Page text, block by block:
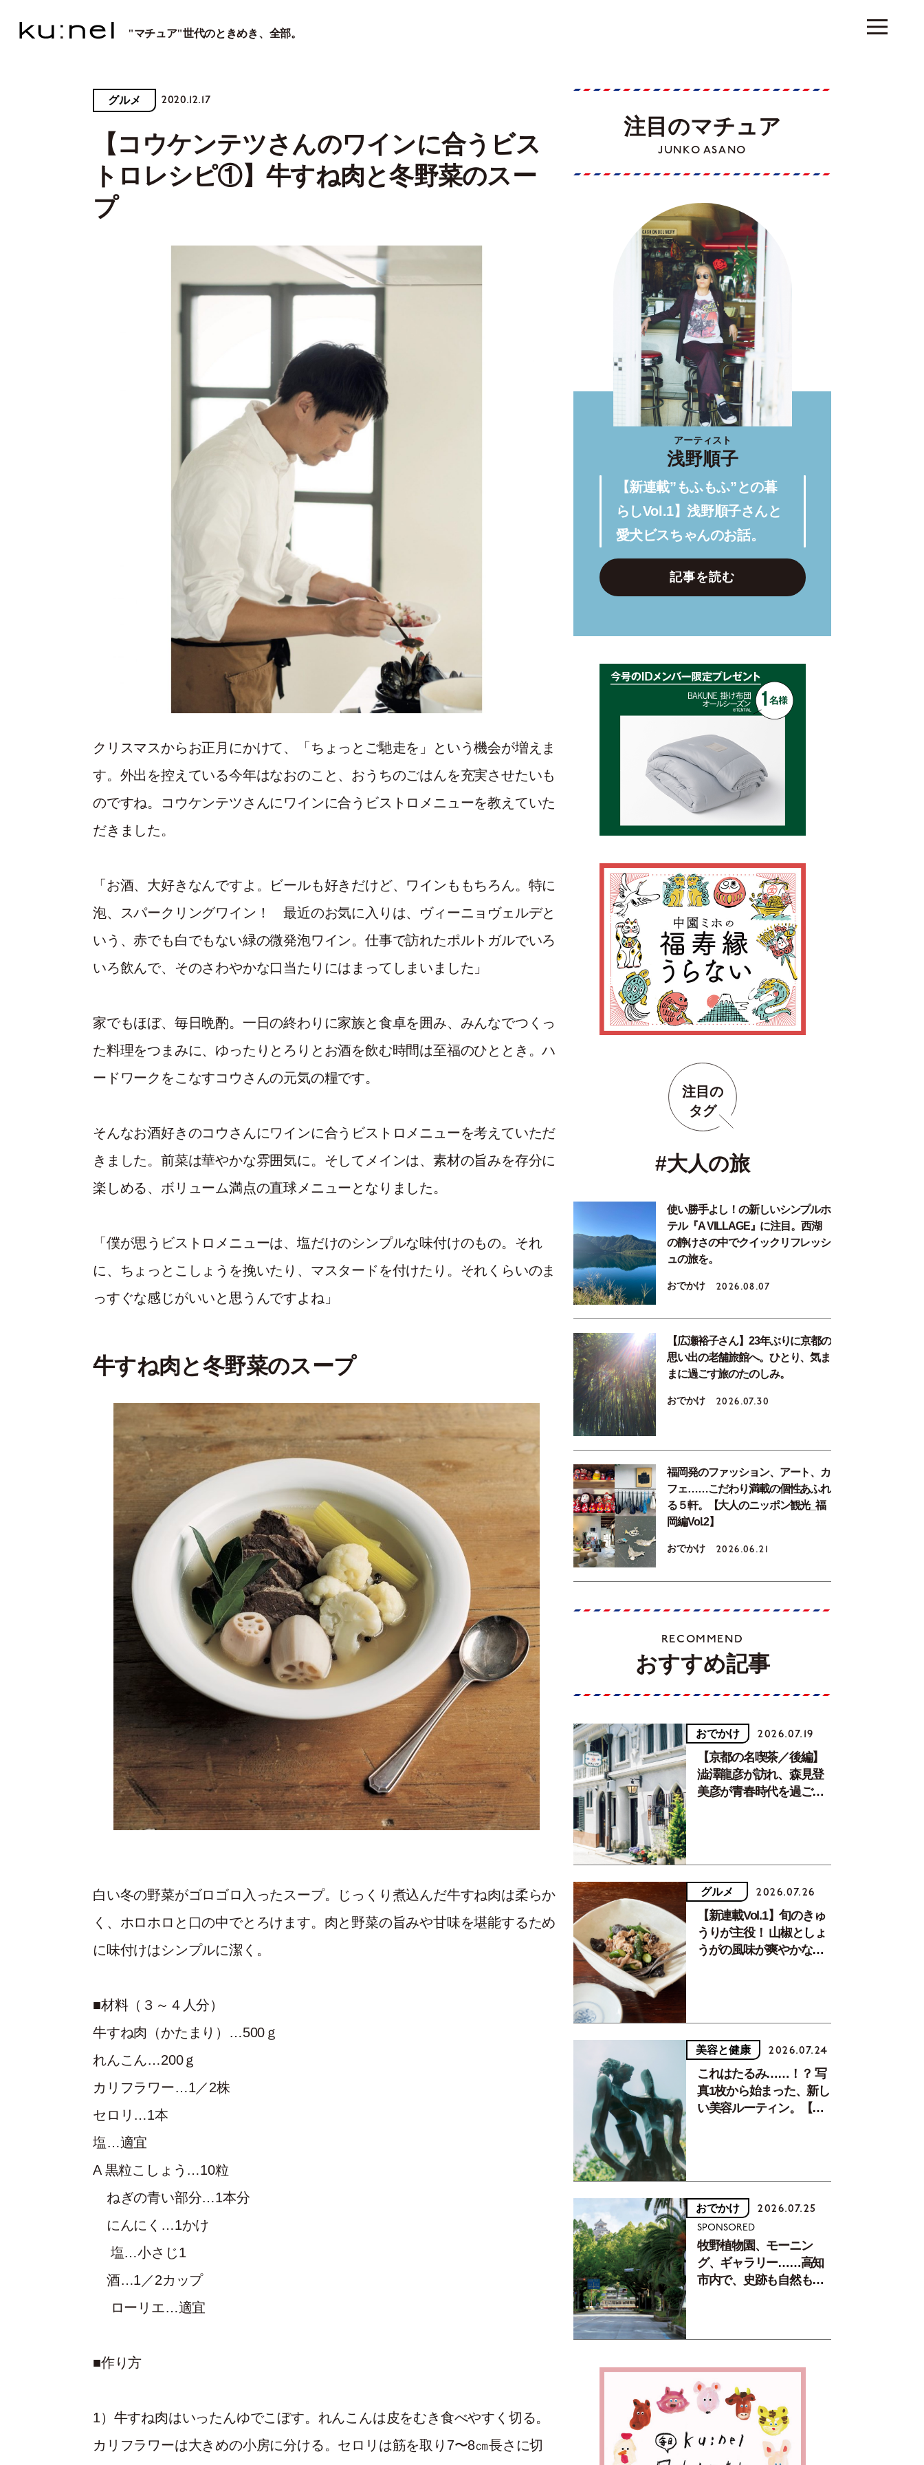
"マチュア"世代のときめき、全部。
グルメ 2020.12.17
【コウケンテツさんのワインに合うビス
トロレシピ①】牛すね肉と冬野菜のスー
プ
クリスマスからお正月にかけて、「ちょっとご馳走を」という機会が増えま
す。外出を控えている今年はなおのこと、おうちのごはんを充実させたいも
のですね。コウケンテツさんにワインに合うビストロメニューを教えていた
だきました。
「お酒、大好きなんですよ。ビールも好きだけど、ワインももちろん。特に
泡、スパークリングワイン！ 最近のお気に入りは、ヴィーニョヴェルデと
いう、赤でも白でもない緑の微発泡ワイン。仕事で訪れたポルトガルでいろ
いろ飲んで、そのさわやかな口当たりにはまってしまいました」
家でもほぼ、毎日晩酌。一日の終わりに家族と食卓を囲み、みんなでつくっ
た料理をつまみに、ゆったりとろりとお酒を飲む時間は至福のひととき。ハ
ードワークをこなすコウさんの元気の糧です。
そんなお酒好きのコウさんにワインに合うビストロメニューを考えていただ
きました。前菜は華やかな雰囲気に。そしてメインは、素材の旨みを存分に
楽しめる、ボリューム満点の直球メニューとなりました。
「僕が思うビストロメニューは、塩だけのシンプルな味付けのもの。それ
に、ちょっとこしょうを挽いたり、マスタードを付けたり。それくらいのま
っすぐな感じがいいと思うんですよね」
牛すね肉と冬野菜のスープ
白い冬の野菜がゴロゴロ入ったスープ。じっくり煮込んだ牛すね肉は柔らか
く、ホロホロと口の中でとろけます。肉と野菜の旨みや甘味を堪能するため
に味付けはシンプルに潔く。
■材料（３～４人分）
牛すね肉（かたまり）…500ｇ
れんこん…200ｇ
カリフラワー…1／2株
セロリ…1本
塩…適宜
A 黒粒こしょう…10粒
ねぎの青い部分…1本分
にんにく…1かけ
塩…小さじ1
酒…1／2カップ
ローリエ…適宜
■作り方
1） 牛すね肉はいったんゆでこぼす。れんこんは皮をむき食べやすく切る。
カリフラワーは大きめの小房に分ける。セロリは筋を取り7〜8㎝長さに切
注目のマチュア
JUNKO ASANO
アーティスト
浅野順子
【新連載”もふもふ”との暮
らしVol.1】浅野順子さんと
愛犬ビスちゃんのお話。
記事を読む
注目の
タグ
#大人の旅
使い勝手よし！の新しいシンプルホ
テル『A VILLAGE』に注目。西湖
の静けさの中でクイックリフレッシ
ュの旅を。
おでかけ 2026.08.07
【広瀬裕子さん】23年ぶりに京都の
思い出の老舗旅館へ。ひとり、気ま
まに過ごす旅のたのしみ。
おでかけ 2026.07.30
福岡発のファッション、アート、カ
フェ……こだわり満載の個性あふれ
る５軒。【大人のニッポン観光_福
岡編Vol.2】
おでかけ 2026.06.21
RECOMMEND
おすすめ記事
おでかけ 2026.07.19
【京都の名喫茶／後編】
澁澤龍彦が訪れ、森見登
美彦が青春時代を過ごし
グルメ 2026.07.26
【新連載Vol.1】旬のきゅ
うりが主役！ 山椒としょ
うがの風味が爽やかな、
美容と健康 2026.07.24
これはたるみ……！？ 写
真1枚から始まった、新し
い美容ルーティン。【中
おでかけ 2026.07.25
SPONSORED
牧野植物園、モーニン
グ、ギャラリー……高知
市内で、史跡も自然もグ